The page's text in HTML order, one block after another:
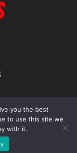
you the best
to use this site we
with it.